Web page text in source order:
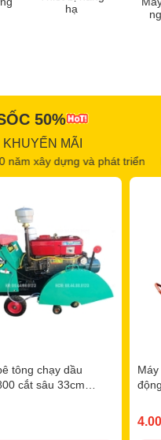
hạ
50%
KHUYẾN MÃI
và phát triển Dịch vụ
tông chạy dầu
cắt sâu 33cm